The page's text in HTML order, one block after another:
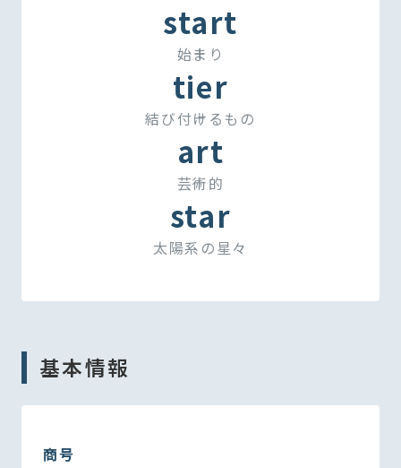
start
始まり
tier
結び付けるもの
art
芸術的
star
太陽系の星々
基本情報
商号